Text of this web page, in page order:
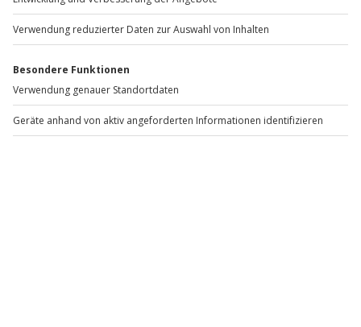
-15% CLUB DEAL
Erlebnis Urlaub Falkenroda
Außergewöhnlich